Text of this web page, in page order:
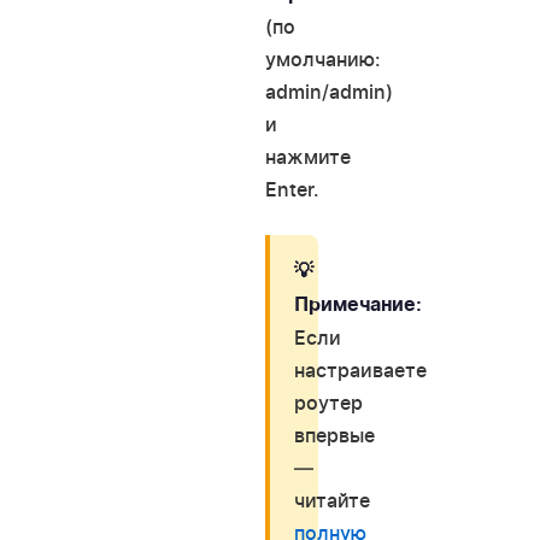
(по
умолчанию:
admin/admin)
и
нажмите
Enter.
💡
Примечание:
Если
настраиваете
роутер
впервые
—
читайте
полную